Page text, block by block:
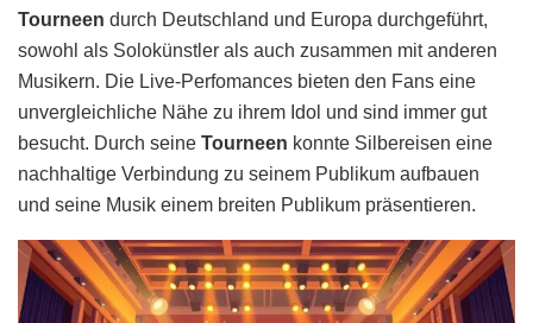
Tourneen durch Deutschland und Europa durchgeführt,
sowohl als Solokünstler als auch zusammen mit anderen
Musikern. Die Live-Perfomances bieten den Fans eine
unvergleichliche Nähe zu ihrem Idol und sind immer gut
besucht. Durch seine Tourneen konnte Silbereisen eine
nachhaltige Verbindung zu seinem Publikum aufbauen
und seine Musik einem breiten Publikum präsentieren.